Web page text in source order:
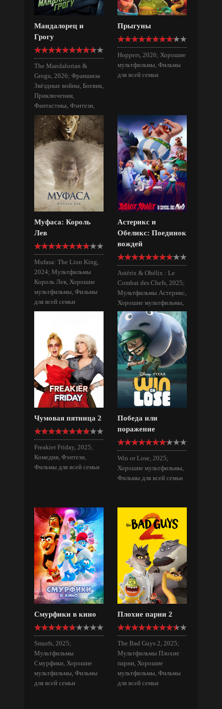
Мандалорец и
Грогу
The Mandalorian &
Grogu, 2026; Франшиза
Звёздные войны, Боевик,
Приключения,
Фантастика, Фэнтези,
Фильмы для всей семьи
Прыгуны
Hoppers, 2026; Хорошие
мультфильмы, Фильмы
для всей семьи
Муфаса: Король
Лев
Mufasa: The Lion King,
2024; Мультфильмы
Король Лев, Хорошие
мультфильмы, Фильмы
для всей семьи
Астерикс и
Обеликс: Поединок
вождей
Astérix & Obélix : Le
Combat des Chefs, 2025;
Мультфильмы Астерикс,
Хорошие мультфильмы,
Фильмы для всей семьи
Чумовая пятница 2
Freakier Friday, 2025;
Комедия, Фэнтези,
Фильмы для всей семьи
Победа или
поражение
Win or Lose, 2025;
Хорошие мультфильмы,
Фильмы для всей семьи
Смурфики в кино
Smurfs, 2025;
Мультфильмы
Смурфики, Хорошие
мультфильмы, Фильмы
для всей семьи
Плохие парни 2
The Bad Guys 2, 2025;
Мультфильмы Плохие
парни, Хорошие
мультфильмы, Фильмы
для всей семьи